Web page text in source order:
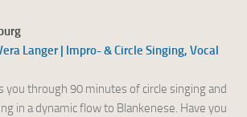
Langer | Impro- & Circle Singing, Vocal
you through 90 minutes of circle singing and
in a dynamic flow to Blankenese. Have you